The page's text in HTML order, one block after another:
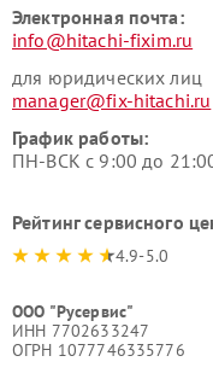
Электронная почта:
info@hitachi-fixim.ru
для юридических лиц
manager@fix-hitachi.ru
График работы:
ПН-ВСК с 9:00 до
Рейтинг сервисного
4.9-5.0
ООО "Русервис"
ИНН 7702633247
ОГРН 1077746335776